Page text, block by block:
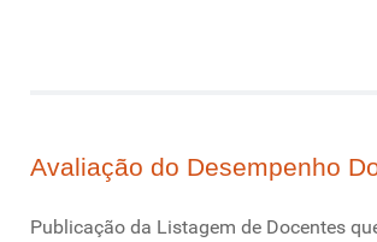
Avaliação do Desempenho
Publicação da Listagem de Docentes